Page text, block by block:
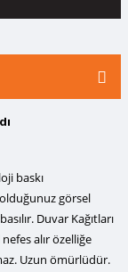
baskı
görsel
Duvar Kağıtları
alır özelliğe
Uzun ömürlüdür.